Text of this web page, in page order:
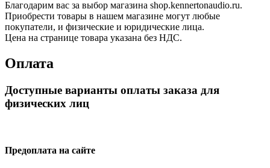
Благодарим вас за выбор магазина shop.kennertonaudio.ru.
Приобрести товары в нашем магазине могут любые
покупатели, и физические и юридические лица.
Цена на странице товара указана без НДС.
Оплата
Доступные варианты оплаты заказа для
физических лиц
Предоплата на сайте